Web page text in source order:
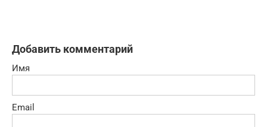
Добавить комментарий
Имя
Email